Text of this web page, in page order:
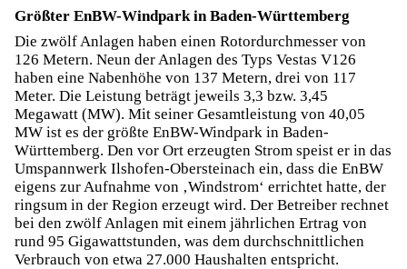
Größter EnBW-Windpark in Baden-Württemberg
Die zwölf Anlagen haben einen Rotordurchmesser von
126 Metern. Neun der Anlagen des Typs Vestas V126
haben eine Nabenhöhe von 137 Metern, drei von 117
Meter. Die Leistung beträgt jeweils 3,3 bzw. 3,45
Megawatt (MW). Mit seiner Gesamtleistung von 40,05
MW ist es der größte EnBW-Windpark in Baden-
Württemberg. Den vor Ort erzeugten Strom speist er in das
Umspannwerk Ilshofen-Obersteinach ein, dass die EnBW
eigens zur Aufnahme von ‚Windstrom‘ errichtet hatte, der
ringsum in der Region erzeugt wird. Der Betreiber rechnet
bei den zwölf Anlagen mit einem jährlichen Ertrag von
rund 95 Gigawattstunden, was dem durchschnittlichen
Verbrauch von etwa 27.000 Haushalten entspricht.